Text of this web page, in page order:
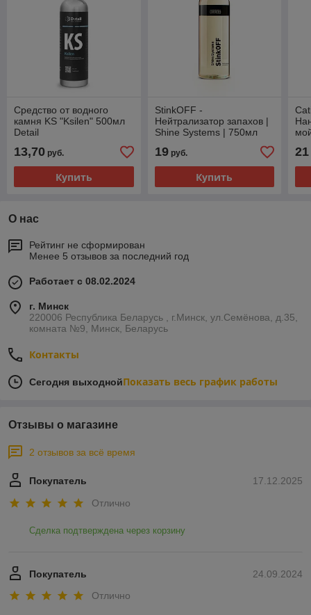
Средство от водного
камня KS "Ksilen" 500мл
Detail
13,70 руб.
Купить
StinkOFF -
Нейтрализатор запахов |
Shine Systems | 750мл
19руб.
Купить
21
О нас
Рейтинг не сформирован
Менее 5 отзывов за последний год
Работает с 08.02.2024
г. Минск
220006 Республика Беларусь , г.Минск, ул.Семёнова, д.35,
комната №9, Минск, Беларусь
Контакты
Сегодня выходнойПоказать весь график работы
Отзывы о магазине
2 отзывов за всё время
17.12.2025
Покупатель
Отлично
Сделка подтверждена через корзину
24.09.2024
Покупатель
Отлично